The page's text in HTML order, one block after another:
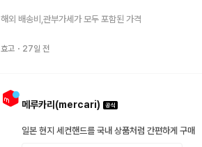
해외 배송비,관부가세가 모두 포함된 가격
효고 ・ 27일 전
메루카리(mercari)
일본 현지 세컨핸드를 국내 상품처럼 간편하게 구매